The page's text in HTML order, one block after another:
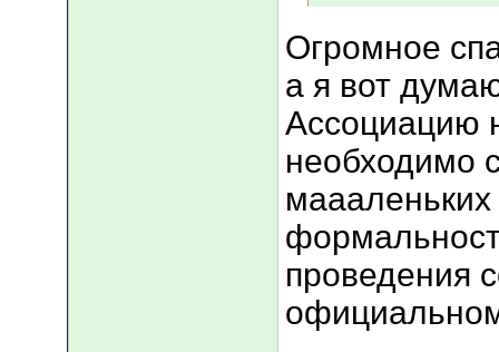
Огромное
а я вот
Ассоциацию
необходимо
проведения